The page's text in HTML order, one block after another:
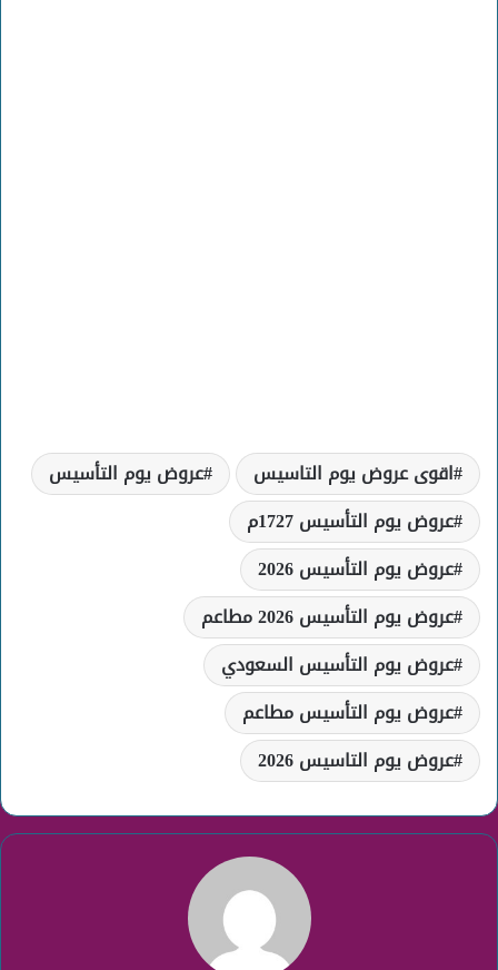
اقوى عروض يوم التاسيس
عروض يوم التأسيس
عروض يوم التأسيس 1727م
عروض يوم التأسيس 2026
عروض يوم التأسيس 2026 مطاعم
عروض يوم التأسيس السعودي
عروض يوم التأسيس مطاعم
عروض يوم التاسيس 2026